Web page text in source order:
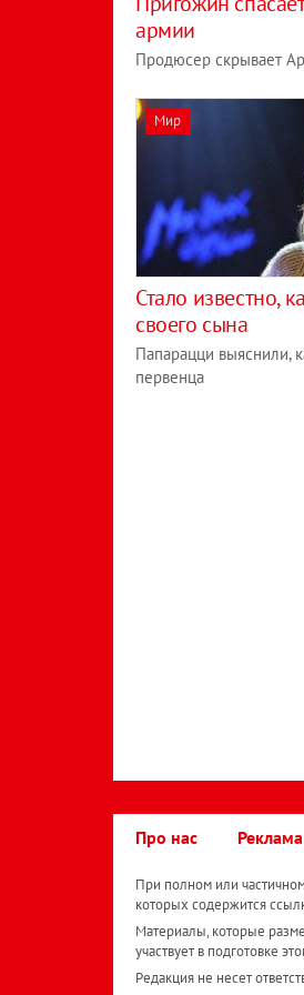
армии
Продюсер скрывает
Мир
Стало известно,
своего сына
Папарацци выяснили,
первенца
Про нас
При полном или
которых содержится
Материалы, которые
участвует в подготовке
Редакция не несет